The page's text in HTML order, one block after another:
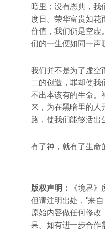
暗里；没有恩典，我
度日。荣华富贵如花
价值，我们仍是空虚
们的一生便如同一声
我们并不是为了虚空
二的创造，罪却使我
不出本该有的生命。
来，为在黑暗里的人
路，使我们能够活出
有了神，就有了生命
版权声明：
《境界
但请注明出处，“来
原始内容做任何修改
果。如有进一步合作